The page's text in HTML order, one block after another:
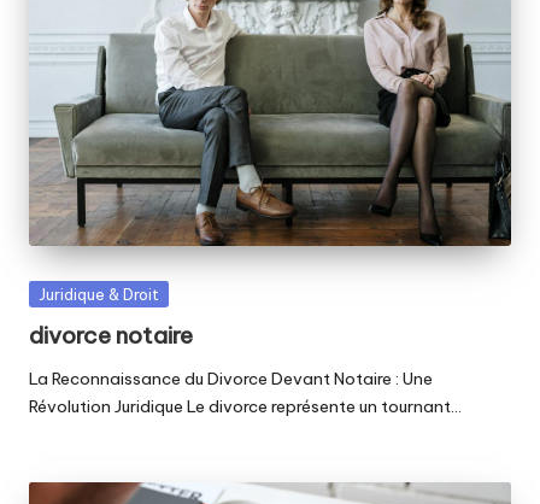
Posted
Juridique & Droit
divorce notaire
La Reconnaissance du Divorce Devant Notaire : Une
Révolution Juridique Le divorce représente un tournant…